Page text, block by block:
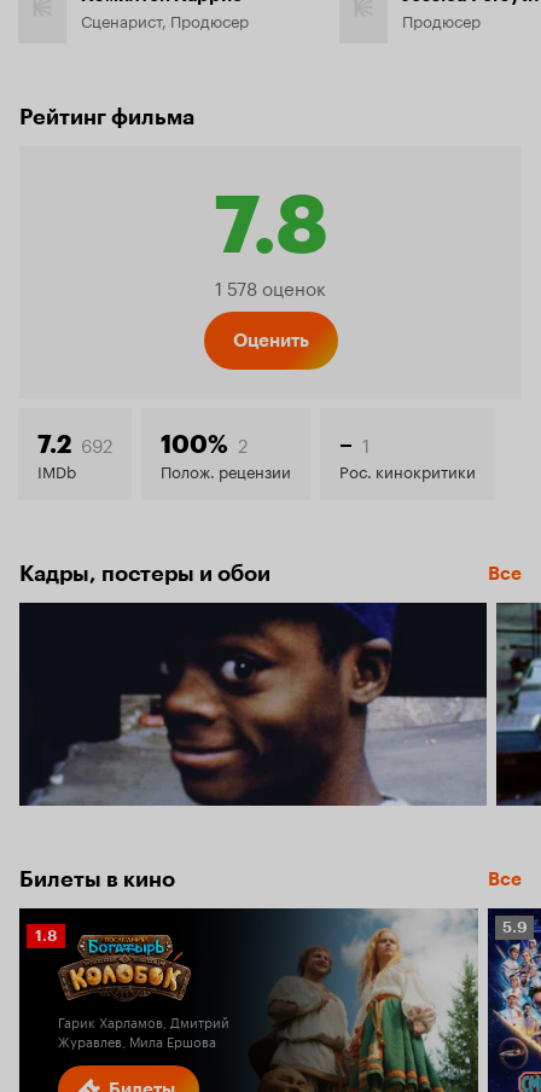
Сценарист, Продюсер Продюсер
Рейтинг фильма
7.8
Рейтинг
7.8
1 578 оценок
Оценить
7.2 692
IMDb
100% 2
Полож. рецензии
– 1
Рос. кинокритики
Кадры, постеры и обои Все
Билеты в кино Все
Рейтинг
Кинопоиска
1.8
Гарик Харламов, Дмитрий
Журавлев, Мила Ершова
5.9
5.9